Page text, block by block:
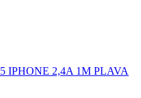
IPHONE 2,4A 1M PLAVA